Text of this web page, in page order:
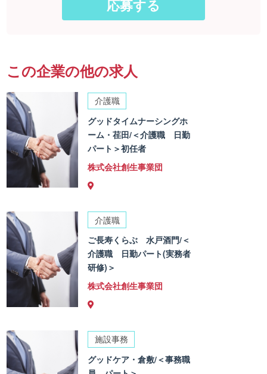
この企業の他の求人
介護職
グッドタイムナーシングホ
ーム・荏田/＜介護職 日勤
パート＞初任者
株式会社創生事業団
介護職
ご長寿くらぶ 水戸酒門/＜
介護職 日勤パート(実務者
研修)＞
株式会社創生事業団
施設事務
グッドケア・倉敷/＜事務職